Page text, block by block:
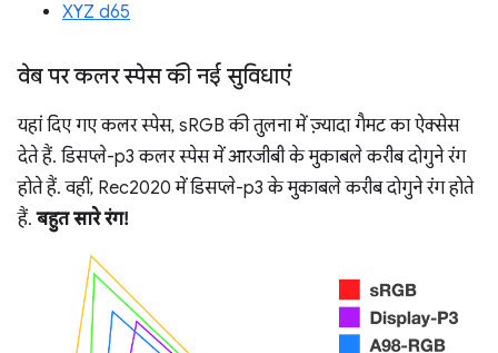
XYZ d65
वेब पर कलर स्पेस की नई सुविधाएं
यहां दिए गए कलर स्पेस, sRGB की तुलना में ज़्यादा गैमट का ऐक्सेस
देते हैं. डिसप्ले-p3 कलर स्पेस में आरजीबी के मुकाबले करीब दोगुने रंग
होते हैं. वहीं, Rec2020 में डिसप्ले-p3 के मुकाबले करीब दोगुने रंग होते
हैं.बहुत सारे रंग!